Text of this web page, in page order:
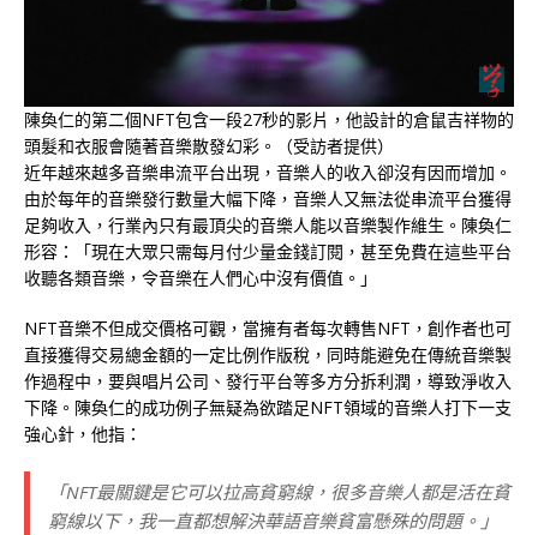
陳奐仁的第二個NFT包含一段27秒的影片，他設計的倉鼠吉祥物的
頭髮和衣服會隨著音樂散發幻彩。（受訪者提供）
近年越來越多音樂串流平台出現，音樂人的收入卻沒有因而增加。
由於每年的音樂發行數量大幅下降，音樂人又無法從串流平台獲得
足夠收入，行業內只有最頂尖的音樂人能以音樂製作維生。陳奐仁
形容：「現在大眾只需每月付少量金錢訂閱，甚至免費在這些平台
收聽各類音樂，令音樂在人們心中沒有價值。」
NFT音樂不但成交價格可觀，當擁有者每次轉售NFT，創作者也可
直接獲得交易總金額的一定比例作版稅，同時能避免在傳統音樂製
作過程中，要與唱片公司、發行平台等多方分拆利潤，導致淨收入
下降。陳奐仁的成功例子無疑為欲踏足NFT領域的音樂人打下一支
強心針，他指：
「NFT最關鍵是它可以拉高貧窮線，很多音樂人都是活在貧
窮線以下，我一直都想解決華語音樂貧富懸殊的問題。」